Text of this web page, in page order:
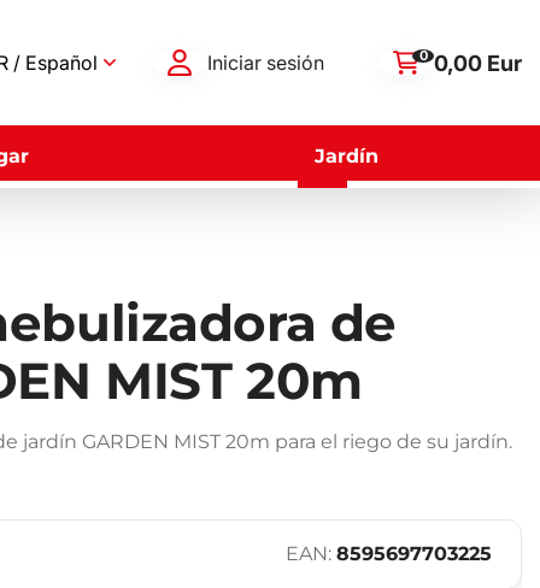
/ Español Iniciar sesión 0 0,00 Eur
Jardín
de
MIST 20m
jardín GARDEN MIST 20m para el riego de su jardín.
EAN: 8595697703225